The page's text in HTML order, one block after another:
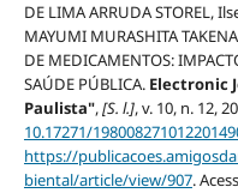
DE LIMA ARRUDA STOREL,
MAYUMI MURASHITA
DE MEDICAMENTOS:
SAÚDE PÚBLICA. Electronic
Paulista",[S. l.], v. 10, n. 12,
10.17271/
https://
biental/article/view/907.